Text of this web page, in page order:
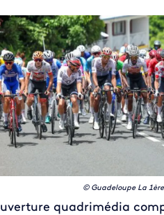
© Guadeloupe La 1ère
quadrimédia